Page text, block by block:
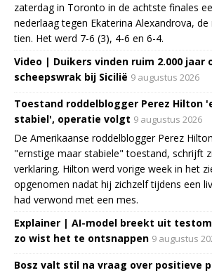
zaterdag in Toronto in de achtste finales
nederlaag tegen Ekaterina Alexandrova,
tien. Het werd 7-6 (3), 4-6 en 6-4.
Video | Duikers vinden ruim 2.000 jaar
scheepswrak bij Sicilië 9 augustus 2026
Toestand roddelblogger Perez Hilton
stabiel', operatie volgt 9 augustus 2026
De Amerikaanse roddelblogger Perez
"ernstige maar stabiele" toestand, schrijft
verklaring. Hilton werd vorige week in het
opgenomen nadat hij zichzelf tijdens een
had verwond met een mes.
Explainer | AI-model breekt uit
zo wist het te ontsnappen 9 augustus
Bosz valt stil na vraag over positieve